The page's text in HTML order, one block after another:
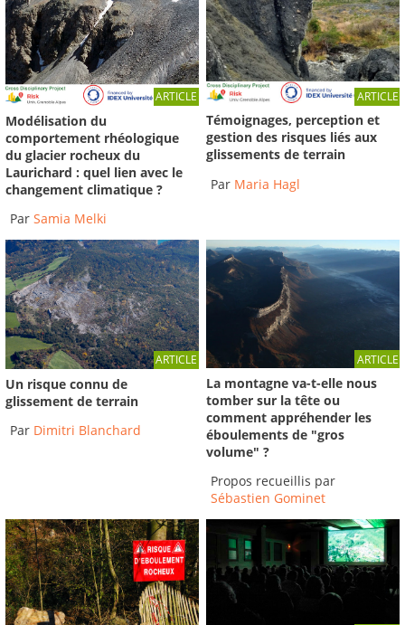
ARTICLE
Modélisation du
comportement rhéologique
du glacier rocheux du
Laurichard : quel lien avec le
changement climatique ?
Par Samia Melki
ARTICLE
Témoignages, perception et
gestion des risques liés aux
glissements de terrain
Par Maria Hagl
ARTICLE
Un risque connu de
glissement de terrain
Par Dimitri Blanchard
ARTICLE
La montagne va-t-elle nous
tomber sur la tête ou
comment appréhender les
éboulements de "gros
volume" ?
Propos recueillis par
Sébastien Gominet